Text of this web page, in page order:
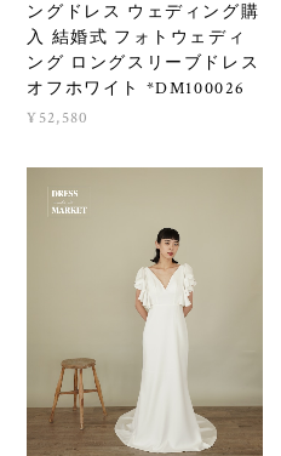
ングドレス ウェディング購
入 結婚式 フォトウェディ
ング ロングスリーブドレス
オフホワイト *DM100026
¥52,580